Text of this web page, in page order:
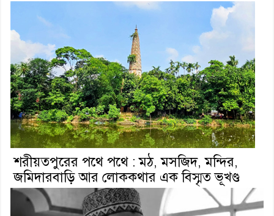
শরীয়তপুরের পথে পথে : মঠ, মসজিদ, মন্দির,
জমিদারবাড়ি আর লোককথার এক বিস্মৃত ভূখণ্ড